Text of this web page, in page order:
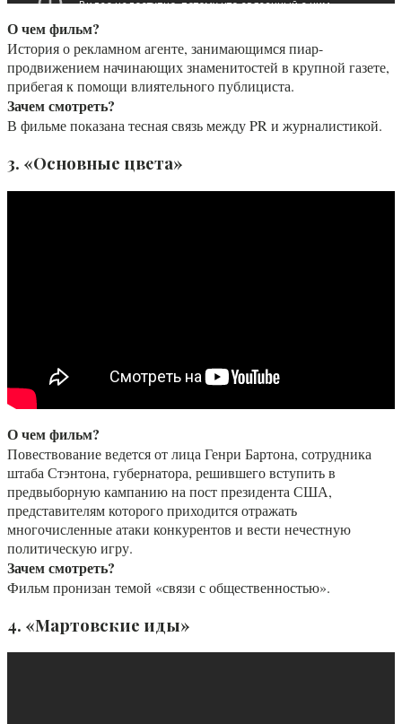
О чем фильм?
История о рекламном агенте, занимающимся пиар-
продвижением начинающих знаменитостей в крупной газете,
прибегая к помощи влиятельного публициста.
Зачем смотреть?
В фильме показана тесная связь между PR и журналистикой.
3. «Основные цвета»
О чем фильм?
Повествование ведется от лица Генри Бартона, сотрудника
штаба Стэнтона, губернатора, решившего вступить в
предвыборную кампанию на пост президента США,
представителям которого приходится отражать
многочисленные атаки конкурентов и вести нечестную
политическую игру.
Зачем смотреть?
Фильм пронизан темой «связи с общественностью».
4. «Мартовские иды»